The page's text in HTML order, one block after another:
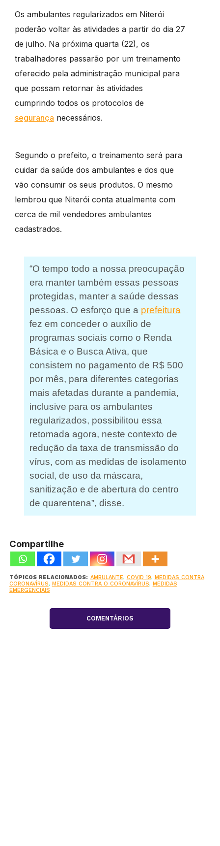
Os ambulantes regularizados em Niterói
poderão voltar às atividades a partir do dia 27
de julho. Na próxima quarta (22), os
trabalhadores passarão por um treinamento
oferecido pela administração municipal para
que possam retornar às atividades
cumprindo todos os protocolos de
segurança necessários.
Segundo o prefeito, o treinamento será para
cuidar da saúde dos ambulantes e dos que
vão consumir os seus produtos. O mesmo
lembrou que Niterói conta atualmente com
cerca de mil vendedores ambulantes
cadastrados.
“O tempo todo a nossa preocupação
era manter também essas pessoas
protegidas, manter a saúde dessas
pessoas. O esforço que a prefeitura
fez em conceder o auxílio de
programas sociais como o Renda
Básica e o Busca Ativa, que
consistem no pagamento de R$ 500
por mês, para diferentes categorias
mais afetadas durante a pandemia,
inclusive para os ambulantes
regularizados, possibilitou essa
retomada agora, neste contexto de
redução da taxa de transmissão do
vírus, com as medidas de isolamento
social, de uso da máscara,
sanitização e de abertura do centro
de quarentena”, disse.
Compartilhe
TÓPICOS RELACIONADOS: AMBULANTE, COVID 19, MEDIDAS CONTRA
CORONAVÍRUS, MEDIDAS CONTRA O CORONAVÍRUS, MEDIDAS
EMERGENCIAIS
COMENTÁRIOS